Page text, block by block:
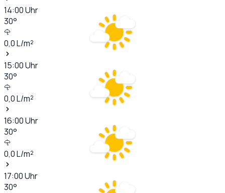
14:00Uhr
30°
0,0L/m²
15:00Uhr
30°
0,0L/m²
16:00Uhr
30°
0,0L/m²
17:00Uhr
30°